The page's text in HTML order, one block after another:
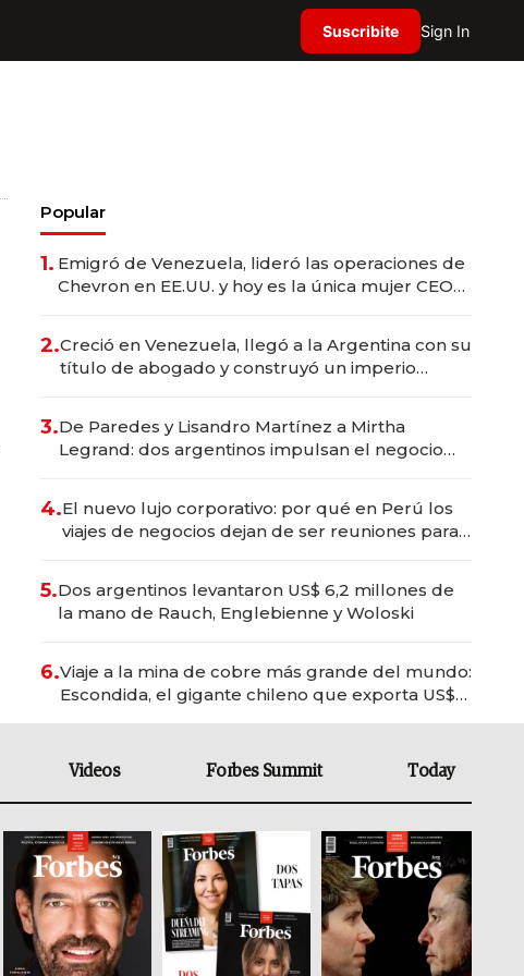
Suscribite Sign In
Popular
1. Emigró de Venezuela, lideró las operaciones de
Chevron en EE.UU. y hoy es la única mujer CEO
2.Creció en Venezuela, llegó a la Argentina con su
título de abogado y construyó un imperio
3.De Paredes y Lisandro Martínez a Mirtha
Legrand: dos argentinos impulsan el negocio
4.El nuevo lujo corporativo: por qué en Perú los
viajes de negocios dejan de ser reuniones para
5.Dos argentinos levantaron US$ 6,2 millones de
la mano de Rauch, Englebienne y Woloski
6.Viaje a la mina de cobre más grande del mundo:
Escondida, el gigante chileno que exporta US$
Videos Forbes Summit Today